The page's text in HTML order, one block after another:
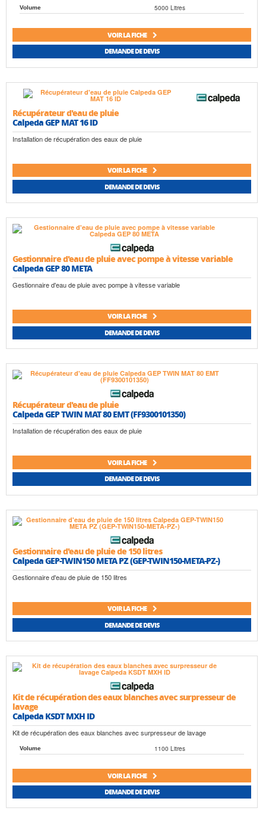
Volume 5000 Litres
VOIR LA FICHE
DEMANDE DE DEVIS
Récupérateur d'eau de pluie
Calpeda GEP MAT 16 ID
Installation de récupération des eaux de pluie
VOIR LA FICHE
DEMANDE DE DEVIS
Gestionnaire d'eau de pluie avec pompe à vitesse variable
Calpeda GEP 80 META
Gestionnaire d'eau de pluie avec pompe à vitesse variable
VOIR LA FICHE
DEMANDE DE DEVIS
Récupérateur d'eau de pluie
Calpeda GEP TWIN MAT 80 EMT (FF9300101350)
Installation de récupération des eaux de pluie
VOIR LA FICHE
DEMANDE DE DEVIS
Gestionnaire d'eau de pluie de 150 litres
Calpeda GEP-TWIN150 META PZ (GEP-TWIN150-META-PZ-)
Gestionnaire d'eau de pluie de 150 litres
VOIR LA FICHE
DEMANDE DE DEVIS
Kit de récupération des eaux blanches avec surpresseur de
lavage
Calpeda KSDT MXH ID
Kit de récupération des eaux blanches avec surpresseur de lavage
Volume 1100 Litres
VOIR LA FICHE
DEMANDE DE DEVIS